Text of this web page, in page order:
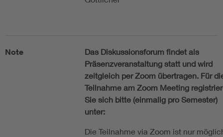
Note
Das Diskussionsforum findet als
Präsenzveranstaltung statt und wird
zeitgleich per Zoom übertragen. Für
Teilnahme am Zoom Meeting
Sie sich bitte (einmalig pro Semester)
unter:
Die Teilnahme via Zoom ist nur